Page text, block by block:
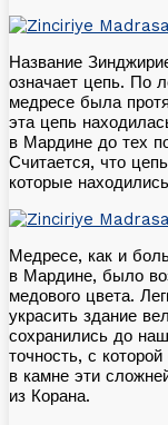
Название
означает цепь. По
медресе была
эта цепь
в Мардине до тех
Считается, что
которые
Медресе, как и
в Мардине, было
медового цвета.
украсить здание
сохранились до
точность, с
в камне эти
из Корана.